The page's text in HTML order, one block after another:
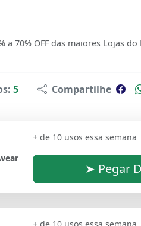
70% OFF das maiores Lojas do
5 Compartilhe
+ de 10 usos essa semana
➤ Pegar